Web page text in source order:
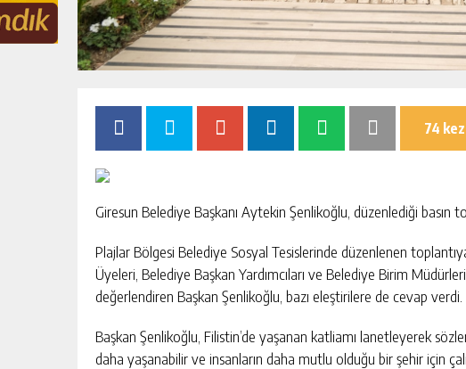
74 kez
Giresun Belediye Başkanı Aytekin Şenlikoğlu, düzenlediği basın
Plajlar Bölgesi Belediye Sosyal Tesislerinde düzenlenen
Üyeleri, Belediye Başkan Yardımcıları ve Belediye Birim
değerlendiren Başkan Şenlikoğlu, bazı eleştirilere de cevap verdi.
Başkan Şenlikoğlu, Filistin’de yaşanan katliamı lanetleyerek
daha yaşanabilir ve insanların daha mutlu olduğu bir şehir için